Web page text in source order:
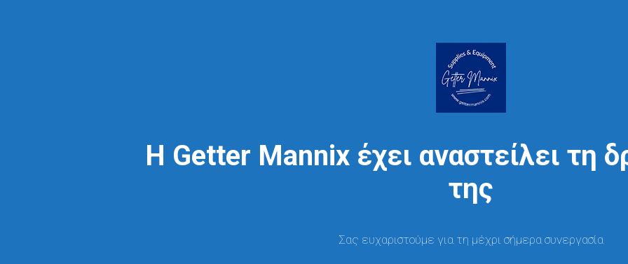
Η Getter Mannix έχει αναστείλει τη
της
Σας ευχαριστούμε για τη μέχρι σήμερα συνεργασία